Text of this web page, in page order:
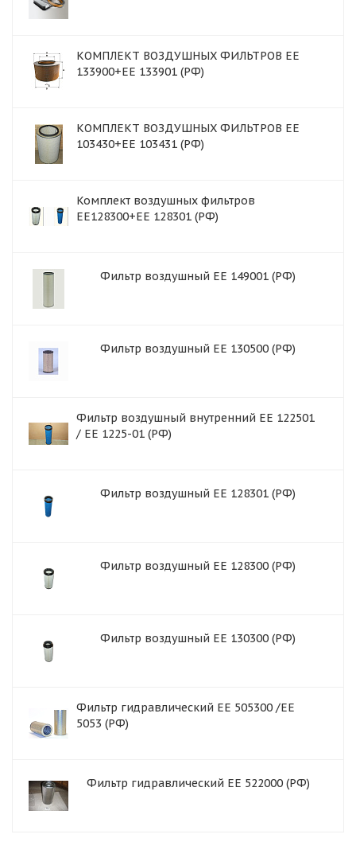
КОМПЛЕКТ ВОЗДУШНЫХ ФИЛЬТРОВ EE
133900+EE 133901 (РФ)
КОМПЛЕКТ ВОЗДУШНЫХ ФИЛЬТРОВ ЕЕ
103430+ЕЕ 103431 (РФ)
Комплект воздушных фильтров
EE128300+EE 128301 (РФ)
Фильтр воздушный EE 149001 (РФ)
Фильтр воздушный ЕЕ 130500 (РФ)
Фильтр воздушный внутренний ЕЕ 122501
/ ЕЕ 1225-01 (РФ)
Фильтр воздушный EE 128301 (РФ)
Фильтр воздушный EE 128300 (РФ)
Фильтр воздушный EE 130300 (РФ)
Фильтр гидравлический EE 505300 /ЕЕ
5053 (РФ)
Фильтр гидравлический EE 522000 (РФ)